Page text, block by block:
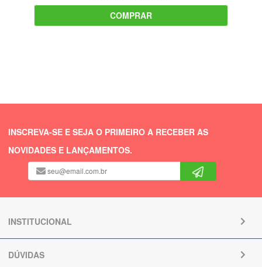
COMPRAR
INSCREVA-SE E SEJA O PRIMEIRO A RECEBER AS
NOVIDADES E LANÇAMENTOS.
INSTITUCIONAL
DÚVIDAS